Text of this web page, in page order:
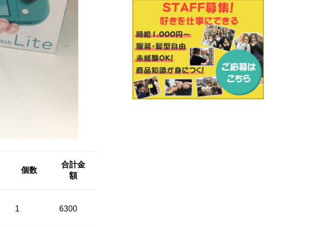
個数
合計金
額
1 6300